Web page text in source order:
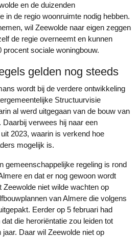
en de duizenden
in de regio woonruimte nodig hebben.
wil Zeewolde naar eigen zeggen
de regie overneemt en kunnen
procent sociale woningbouw.
gelden nog steeds
Structuurvisie
al werd uitgegaan van de bouw van
Daarbij verwees hij naar een
2023, waarin is verkend hoe
mogelijk is.
en dat er nog gewoon wordt
niet wilde wachten op
van Almere die volgens
Eerder op 5 februari had
die heroriëntatie zou leiden tot
Daar wil Zeewolde niet op